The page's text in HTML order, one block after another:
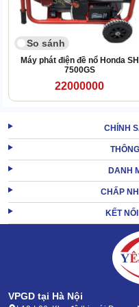
Đáp ứng nhu cầu sử dụng
1.4. Đối với ngành nông
Máy phát điện Honda cung
để hoạt động các loại máy
miền núi.
1.5. Các hoạt động ngoài
So sánh
Máy phát điện đề nổ Honda SH
7500GS
22000000
CHÍNH
DANH
CHẤP
KẾT
VPGD tại Hà Nội